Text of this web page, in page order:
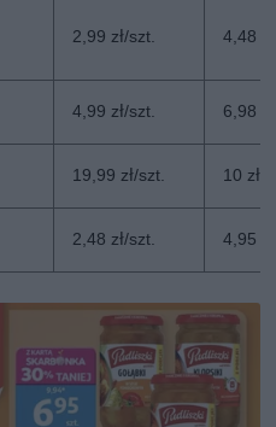
2,99 zł/szt. 4,48
4,99 zł/szt. 6,98
19,99 zł/szt. 10 zł/
2,48 zł/szt. 4,95